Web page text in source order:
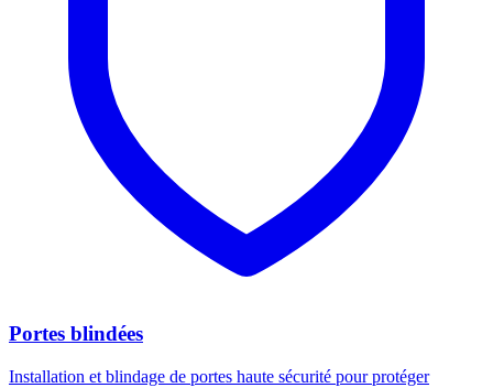
Portes blindées
Installation et blindage de portes haute sécurité pour protéger